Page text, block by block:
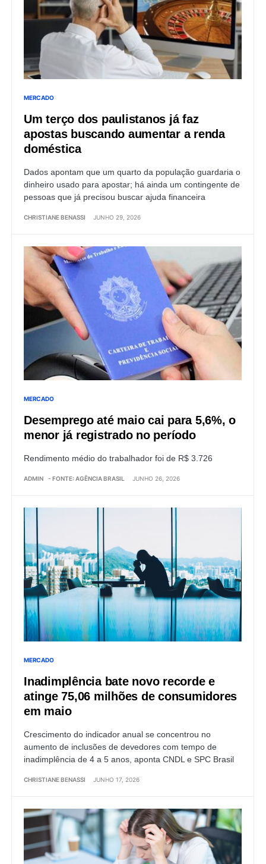
MERCADO
Um terço dos paulistanos já faz
apostas buscando aumentar a renda
doméstica
Dados apontam que um quarto da população guardaria o
dinheiro usado para apostar; há ainda um contingente de
pessoas que já precisou buscar ajuda financeira
CHRISTIANE BENASSI JUNHO 29, 2026
MERCADO
Desemprego até maio cai para 5,6%, o
menor já registrado no período
Rendimento médio do trabalhador foi de R$ 3.726
ADMIN - FONTE: AGÊNCIA BRASIL JUNHO 26, 2026
MERCADO
Inadimplência bate novo recorde e
atinge 75,06 milhões de consumidores
em maio
Crescimento do indicador anual se concentrou no
aumento de inclusões de devedores com tempo de
inadimplência de 4 a 5 anos, aponta CNDL e SPC Brasil
CHRISTIANE BENASSI JUNHO 17, 2026